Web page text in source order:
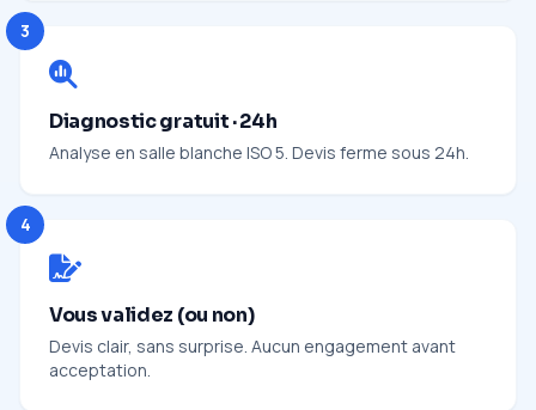
3
Diagnostic gratuit · 24h
Analyse en salle blanche ISO 5. Devis ferme sous 24h.
4
Vous validez (ou non)
Devis clair, sans surprise. Aucun engagement avant
acceptation.